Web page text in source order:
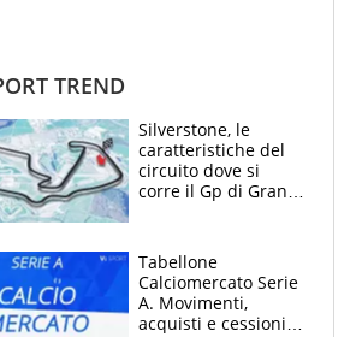
TREND
Silverstone, le
caratteristiche del
circuito dove si
corre il Gp di Gran
Tabellone
Calciomercato Serie
A. Movimenti,
acquisti e cessioni: